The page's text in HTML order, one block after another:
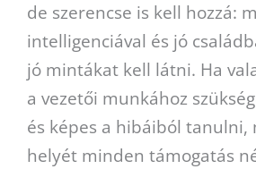
de szerencse is kell hozzá:
intelligenciával és jó
jó mintákat kell látni. Ha
a vezetői munkához
és képes a hibáiból tanulni,
helyét minden támogatás